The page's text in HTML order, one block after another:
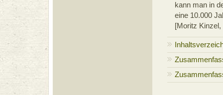
kann man in
eine 10.000
[Moritz